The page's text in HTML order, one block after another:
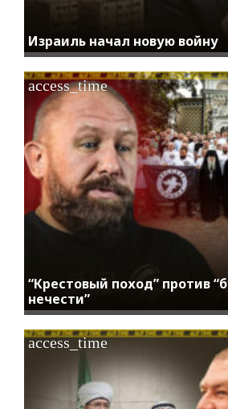
Израиль начал новую войну
“Крестовый поход” против
нечести”
access_time
access_time